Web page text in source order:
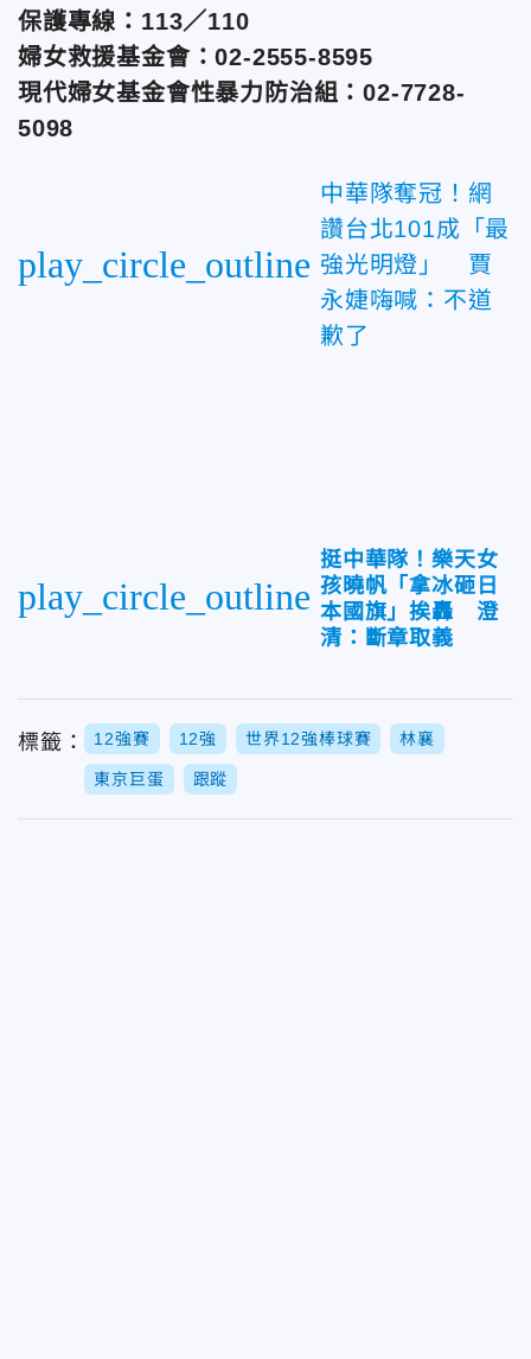
保護專線：113／110
婦女救援基金會：02-2555-8595
現代婦女基金會性暴力防治組：02-7728-
5098
play_circle_outline
中華隊奪冠！網
讚台北101成「最
強光明燈」 賈
永婕嗨喊：不道
歉了
play_circle_outline
挺中華隊！樂天女
孩曉帆「拿冰砸日
本國旗」挨轟 澄
清：斷章取義
標籤： 12強賽 12強 世界12強棒球賽 林襄
東京巨蛋 跟蹤